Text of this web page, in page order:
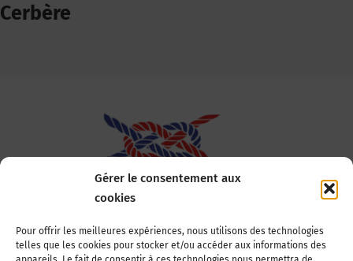
Gérer le consentement aux
cookies
Pour offrir les meilleures expériences, nous utilisons des technologies
telles que les cookies pour stocker et/ou accéder aux informations des
Cerbère
Association Nationale des Elus des Littoraux
22, boulevard de la Tour-Maubourg